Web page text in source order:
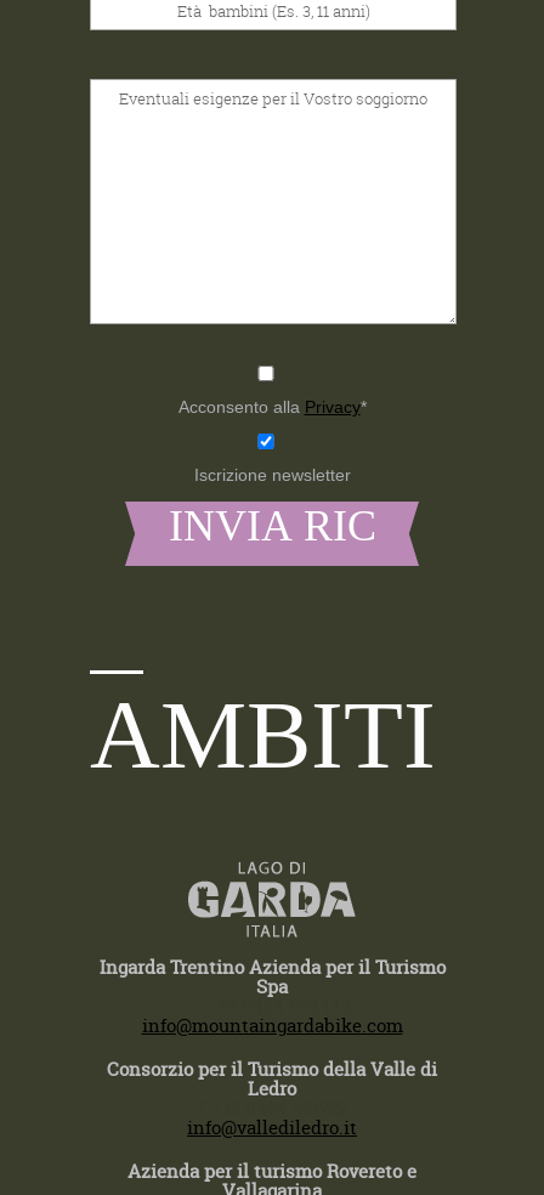
Acconsento alla Privacy*
Iscrizione newsletter
AMBITI
Ingarda Trentino Azienda per il Turismo
Spa
info@mountaingardabike.com
Consorzio per il Turismo della Valle di
Ledro
info@vallediledro.it
Azienda per il turismo Rovereto e